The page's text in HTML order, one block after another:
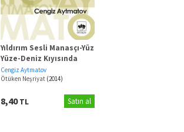
Yıldırım Sesli Manasçı-Yüz
Yüze-Deniz Kıyısında
Koşan Ala Köpek
Cengiz Aytmatov
Ötüken Neşriyat (2014)
8,40TL Satın al